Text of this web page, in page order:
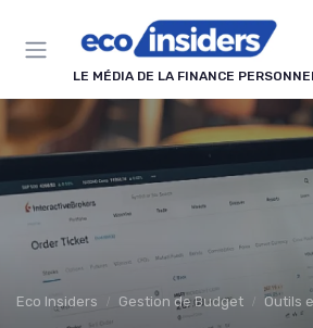
LE MÉDIA DE LA FINANCE
Eco Insiders Gestion de Budget Outils